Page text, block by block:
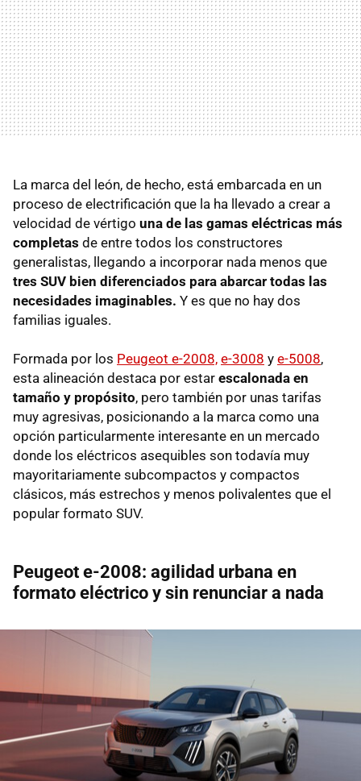
La marca del león, de hecho, está embarcada en un
proceso de electrificación que la ha llevado a crear a
velocidad de vértigo una de las gamas eléctricas más
completas de entre todos los constructores
generalistas, llegando a incorporar nada menos que
tres SUV bien diferenciados para abarcar todas las
necesidades imaginables. Y es que no hay dos
familias iguales.
Formada por los Peugeot e-2008, e-3008 y e-5008,
esta alineación destaca por estar escalonada en
tamaño y propósito, pero también por unas tarifas
muy agresivas, posicionando a la marca como una
opción particularmente interesante en un mercado
donde los eléctricos asequibles son todavía muy
mayoritariamente subcompactos y compactos
clásicos, más estrechos y menos polivalentes que el
popular formato SUV.
Peugeot e-2008: agilidad urbana en
formato eléctrico y sin renunciar a nada